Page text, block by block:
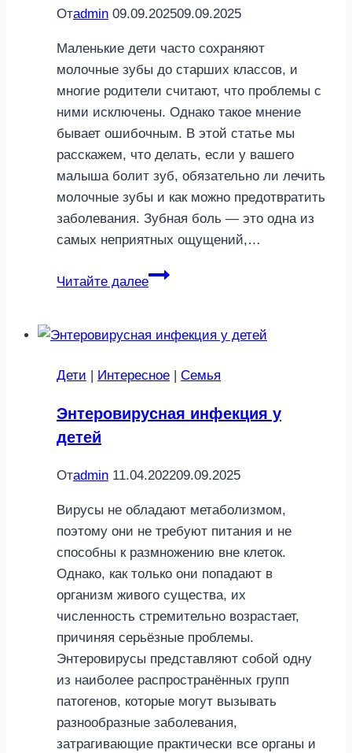
Отadmin 09.09.202509.09.2025
Маленькие дети часто сохраняют
молочные зубы до старших классов, и
многие родители считают, что проблемы с
ними исключены. Однако такое мнение
бывает ошибочным. В этой статье мы
расскажем, что делать, если у вашего
малыша болит зуб, обязательно ли лечить
молочные зубы и как можно предотвратить
заболевания. Зубная боль — это одна из
самых неприятных ощущений,…
Читайте далее
Что
у
болит
Дети Интересное Семья
Энтеровирусная инфекция у
детей
Отadmin 11.04.202209.09.2025
Вирусы не обладают метаболизмом,
поэтому они не требуют питания и не
способны к размножению вне клеток.
Однако, как только они попадают в
организм живого существа, их
численность стремительно возрастает,
причиняя серьёзные проблемы.
Энтеровирусы представляют собой одну
из наиболее распространённых групп
патогенов, которые могут вызывать
разнообразные заболевания,
затрагивающие практически все органы и